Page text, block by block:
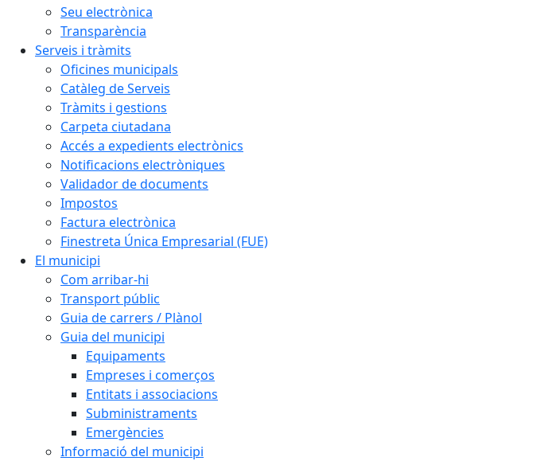
Seu electrònica
Transparència
Serveis i tràmits
Oficines municipals
Catàleg de Serveis
Tràmits i gestions
Carpeta ciutadana
Accés a expedients electrònics
Notificacions electròniques
Validador de documents
Impostos
Factura electrònica
Finestreta Única Empresarial (FUE)
El municipi
Com arribar-hi
Transport públic
Guia de carrers / Plànol
Guia del municipi
Equipaments
Empreses i comerços
Entitats i associacions
Subministraments
Emergències
Informació del municipi